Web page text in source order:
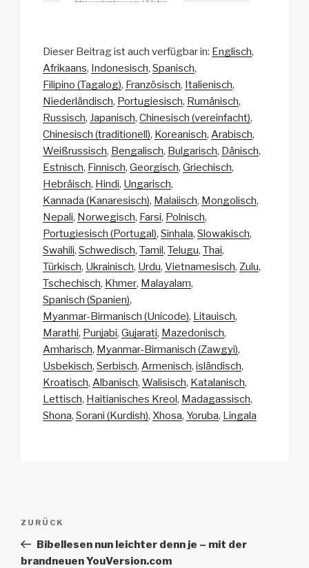
Dieser Beitrag ist auch verfügbar in: Englisch
Afrikaans
Indonesisch Spanisch
Filipino (Tagalog) Französisch
Italienisch
Niederländisch Portugiesisch Rumänisch
Russisch Japanisch Chinesisch (vereinfacht)
Chinesisch (traditionell) Koreanisch Arabisch
Weißrussisch Bengalisch Bulgarisch Dänisch
Estnisch Finnisch Georgisch Griechisch
Hebräisch Hindi Ungarisch
Kannada (Kanaresisch) Malaiisch Mongolisch
Nepali Norwegisch Farsi Polnisch
Portugiesisch (Portugal) Sinhala Slowakisch
Swahili Schwedisch Tamil Telugu Thai
Türkisch Ukrainisch Urdu Vietnamesisch Zulu
Tschechisch Khmer Malayalam
Spanisch (Spanien)
Myanmar-Birmanisch (Unicode) Litauisch
Marathi Punjabi Gujarati Mazedonisch
Amharisch Myanmar-Birmanisch (Zawgyi)
Usbekisch Serbisch Armenisch isländisch
Kroatisch Albanisch Walisisch Katalanisch
Lettisch Haitianisches Kreol
Madagassisch
Shona Sorani (Kurdish) Xhosa Yoruba Lingala
Beitrags-
Vorheriger
Beitrag
ZURÜCK
Bibellesen nun leichter denn je – mit der
brandneuen YouVersion.com